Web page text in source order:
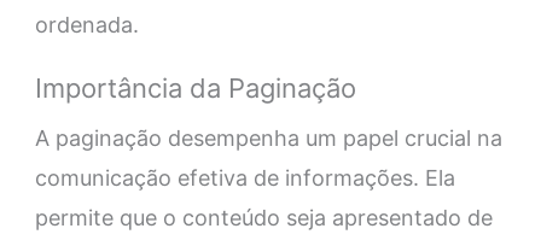
ordenada.
Importância da Paginação
A paginação desempenha um papel crucial na
comunicação efetiva de informações. Ela
permite que o conteúdo seja apresentado de